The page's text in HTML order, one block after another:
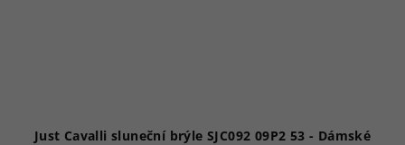
Just Cavalli sluneční brýle SJC092 09P2 53 - Dámské